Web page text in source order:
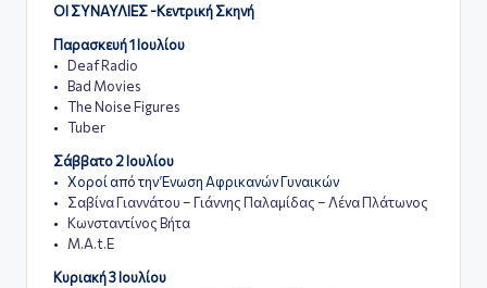
ΟΙ ΣΥΝΑΥΛΙΕΣ -Κεντρική Σκηνή
Παρασκευή 1 Ιουλίου
• Deaf Radio
• Bad Movies
• The Noise Figures
• Tuber
Σάββατο 2 Ιουλίου
• Χοροί από την Ένωση Αφρικανών Γυναικών
• Σαβίνα Γιαννάτου – Γιάννης Παλαμίδας – Λένα Πλάτωνος
• Κωνσταντίνος Βήτα
• Μ.Α.t.Ε
Κυριακή 3 Ιουλίου